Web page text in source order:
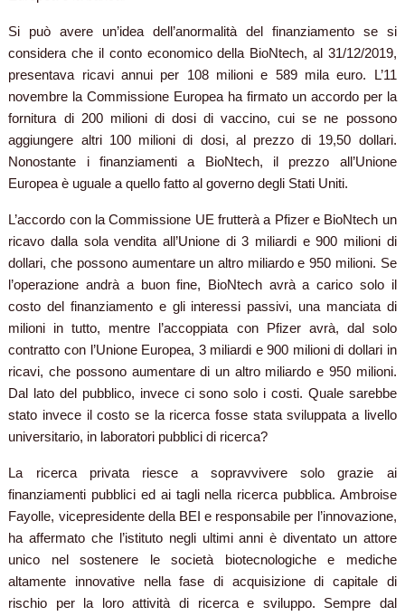
Si può avere un’idea dell’anormalità del finanziamento se si
considera che il conto economico della BioNtech, al 31/12/2019,
presentava ricavi annui per 108 milioni e 589 mila euro. L’11
novembre la Commissione Europea ha firmato un accordo per la
fornitura di 200 milioni di dosi di vaccino, cui se ne possono
aggiungere altri 100 milioni di dosi, al prezzo di 19,50 dollari.
Nonostante i finanziamenti a BioNtech, il prezzo all’Unione
Europea è uguale a quello fatto al governo degli Stati Uniti.
L’accordo con la Commissione UE frutterà a Pfizer e BioNtech un
ricavo dalla sola vendita all’Unione di 3 miliardi e 900 milioni di
dollari, che possono aumentare un altro miliardo e 950 milioni. Se
l’operazione andrà a buon fine, BioNtech avrà a carico solo il
costo del finanziamento e gli interessi passivi, una manciata di
milioni in tutto, mentre l’accoppiata con Pfizer avrà, dal solo
contratto con l’Unione Europea, 3 miliardi e 900 milioni di dollari in
ricavi, che possono aumentare di un altro miliardo e 950 milioni.
Dal lato del pubblico, invece ci sono solo i costi. Quale sarebbe
stato invece il costo se la ricerca fosse stata sviluppata a livello
universitario, in laboratori pubblici di ricerca?
La ricerca privata riesce a sopravvivere solo grazie ai
finanziamenti pubblici ed ai tagli nella ricerca pubblica. Ambroise
Fayolle, vicepresidente della BEI e responsabile per l’innovazione,
ha affermato che l’istituto negli ultimi anni è diventato un attore
unico nel sostenere le società biotecnologiche e mediche
altamente innovative nella fase di acquisizione di capitale di
rischio per la loro attività di ricerca e sviluppo. Sempre dal